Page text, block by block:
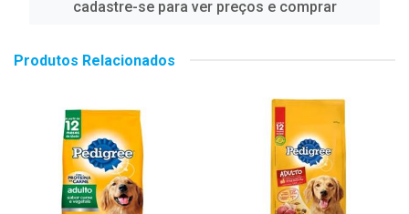
cadastre-se para ver preços e comprar
Produtos Relacionados